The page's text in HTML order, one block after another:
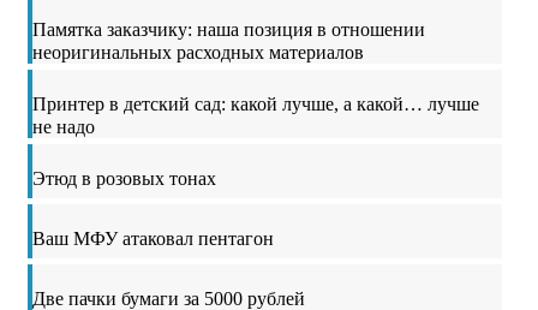
Памятка заказчику: наша позиция в отношении
неоригинальных расходных материалов
Принтер в детский сад: какой лучше, а какой… лучше
не надо
Этюд в розовых тонах
Ваш МФУ атаковал пентагон
Две пачки бумаги за 5000 рублей